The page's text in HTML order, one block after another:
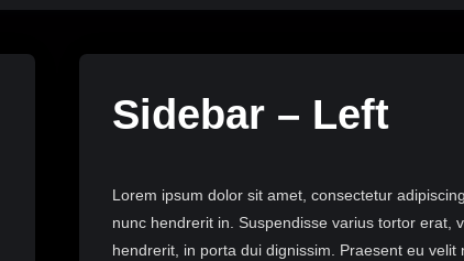
Sidebar – Left
Lorem ipsum dolor sit amet, consectetur
nunc hendrerit in. Suspendisse varius tortor erat,
hendrerit, in porta dui dignissim. Praesent eu